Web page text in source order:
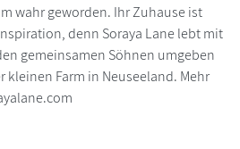
wahr geworden. Ihr Zuhause ist
denn Soraya Lane lebt mit
gemeinsamen Söhnen umgeben
kleinen Farm in Neuseeland. Mehr